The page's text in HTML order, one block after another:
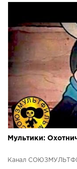
Мультики:
Канал